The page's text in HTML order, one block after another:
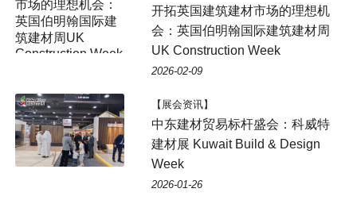
市场的理想机会：
英国伯明翰国际建
筑建材周UK
Construction Week
开拓英国建筑建材市场的理想机
会：英国伯明翰国际建筑建材周
UK Construction Week
2026-02-09
【展会资讯】
中东建材贸易标杆盛会：科威特
建材展 Kuwait Build & Design
Week
2026-01-26